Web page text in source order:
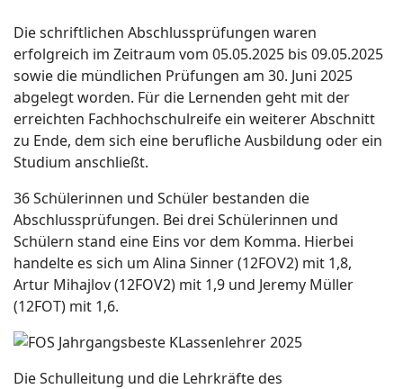
Die schriftlichen Abschlussprüfungen waren
erfolgreich im Zeitraum vom 05.05.2025 bis 09.05.2025
sowie die mündlichen Prüfungen am 30. Juni 2025
abgelegt worden. Für die Lernenden geht mit der
erreichten Fachhochschulreife ein weiterer Abschnitt
zu Ende, dem sich eine berufliche Ausbildung oder ein
Studium anschließt.
36 Schülerinnen und Schüler bestanden die
Abschlussprüfungen. Bei drei Schülerinnen und
Schülern stand eine Eins vor dem Komma. Hierbei
handelte es sich um Alina Sinner (12FOV2) mit 1,8,
Artur Mihajlov (12FOV2) mit 1,9 und Jeremy Müller
(12FOT) mit 1,6.
Die Schulleitung und die Lehrkräfte des